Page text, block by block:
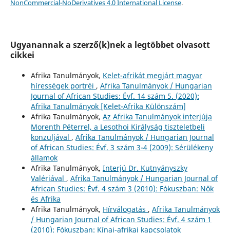
NonCommercial-NoDerivatives 4.0 International License.
Ugyanannak a szerző(k)nek a legtöbbet olvasott
cikkei
Afrika Tanulmányok, Kelet-afrikát megjárt magyar
hírességek portréi , Afrika Tanulmányok / Hungarian
Journal of African Studies: Évf. 14 szám 5. (2020):
Afrika Tanulmányok [Kelet-Afrika Különszám]
Afrika Tanulmányok, Az Afrika Tanulmányok interjúja
Morenth Péterrel, a Lesothoi Királyság tiszteletbeli
konzuljával , Afrika Tanulmányok / Hungarian Journal
of African Studies: Évf. 3 szám 3-4 (2009): Sérülékeny
államok
Afrika Tanulmányok, Interjú Dr. Kutnyányszky
Valériával , Afrika Tanulmányok / Hungarian Journal of
African Studies: Évf. 4 szám 3 (2010): Fókuszban: Nők
és Afrika
Afrika Tanulmányok, Hírválogatás , Afrika Tanulmányok
/ Hungarian Journal of African Studies: Évf. 4 szám 1
(2010): Fókuszban: Kínai-afrikai kapcsolatok